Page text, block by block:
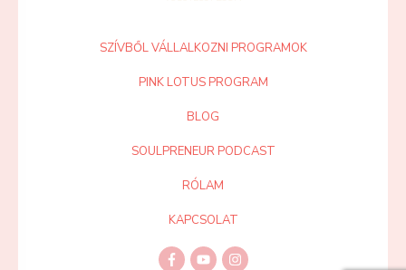
SZÍVBŐL VÁLLALKOZNI PROGRAMOK
PINK LOTUS PROGRAM
BLOG
SOULPRENEUR PODCAST
RÓLAM
KAPCSOLAT